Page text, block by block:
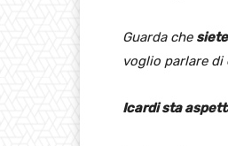
Guarda che
voglio parlare di
Icardi sta